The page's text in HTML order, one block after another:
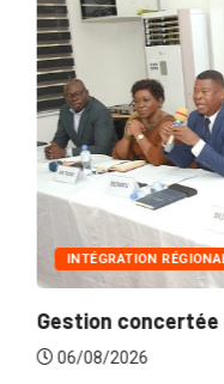
INTÉGRATION RÉGIONALE
Gestion concertée
06/08/2026